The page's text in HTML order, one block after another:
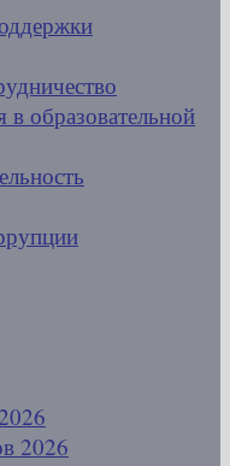
в образовательной
2026